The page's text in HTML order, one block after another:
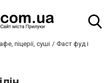
піцерії, суші
Фаст фуд і